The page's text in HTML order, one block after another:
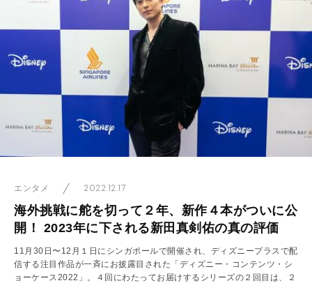
エンタメ 2022.12.17
海外挑戦に舵を切って２年、新作４本がついに公
開！ 2023年に下される新田真剣佑の真の評価
11月30日〜12月１日にシンガポールで開催され、ディズニープラスで配
信する注目作品が一斉にお披露目された「ディズニー・コンテンツ・シ
ョーケース2022」。４回にわたってお届けするシリーズの２回目は、２